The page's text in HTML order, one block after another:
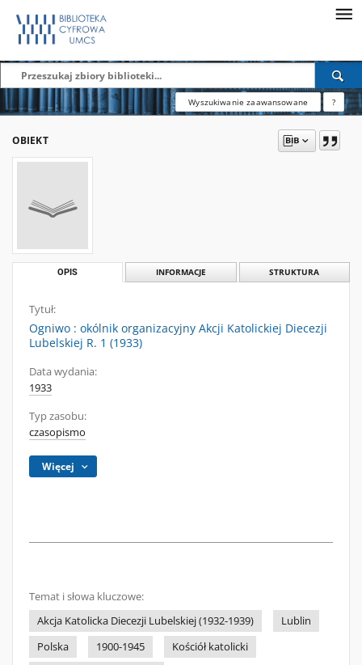
Wyszukiwanie zaawansowane ?
OBIEKT
OPIS INFORMACJE STRUKTURA
Tytuł:
Ogniwo : okólnik organizacyjny Akcji Katolickiej Diecezji
Lubelskiej R. 1 (1933)
Data wydania:
1933
Typ zasobu:
czasopismo
Więcej
Temat i słowa kluczowe:
Akcja Katolicka Diecezji Lubelskiej (1932-1939)
Lublin
Polska
1900-1945
Kościół katolicki